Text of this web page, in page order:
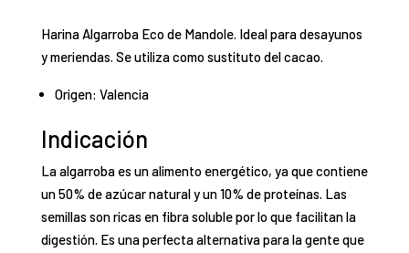
Harina Algarroba Eco de Mandole. Ideal para desayunos
y meriendas. Se utiliza como sustituto del cacao.
Origen: Valencia
Indicación
La algarroba es un alimento energético, ya que contiene
un 50% de azúcar natural y un 10% de proteínas. Las
semillas son ricas en fibra soluble por lo que facilitan la
digestión. Es una perfecta alternativa para la gente que